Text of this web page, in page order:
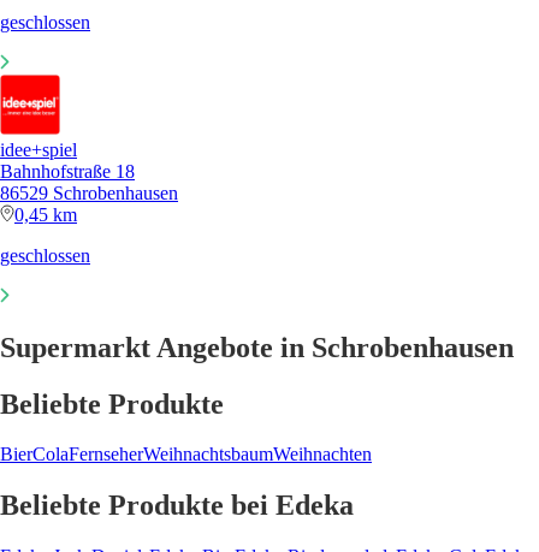
geschlossen
idee+spiel
Bahnhofstraße 18
86529 Schrobenhausen
0,45 km
geschlossen
Supermarkt Angebote in Schrobenhausen
Beliebte Produkte
BierColaFernseherWeihnachtsbaumWeihnachten
Beliebte Produkte bei Edeka